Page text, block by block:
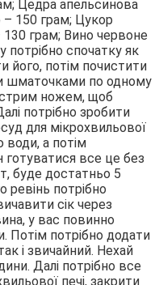
Цедра апельсинова
– 150 грам; Цукор
грам; Вино червоне
спочатку як
його, потім почистити
шматочками по одному
ножем, щоб
потрібно зробити
для мікрохвильової
води, а потім
готуватися все це без
буде достатньо 5
ревінь потрібно
сік через
у вас повинно
Потім потрібно додати
і звичайний. Нехай
Далі потрібно все
печі, закрити